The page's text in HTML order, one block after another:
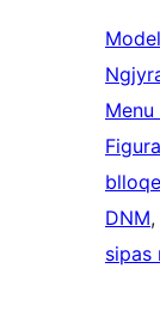
blloqe
DNM,
sipas